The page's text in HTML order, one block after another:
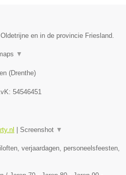
en in de provincie Friesland.
▼
(Drenthe)
54546451
Screenshot ▼
verjaardagen, personeelsfeesten,